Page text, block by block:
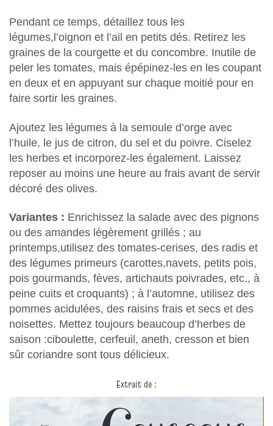
Pendant ce temps, détaillez tous les
légumes,l’oignon et l’ail en petits dés. Retirez les
graines de la courgette et du concombre. Inutile de
peler les tomates, mais épépinez-les en les coupant
en deux et en appuyant sur chaque moitié pour en
faire sortir les graines.
Ajoutez les légumes à la semoule d’orge avec
l’huile, le jus de citron, du sel et du poivre. Ciselez
les herbes et incorporez-les également. Laissez
reposer au moins une heure au frais avant de servir
décoré des olives.
Variantes : Enrichissez la salade avec des pignons
ou des amandes légèrement grillés ; au
printemps,utilisez des tomates-cerises, des radis et
des légumes primeurs (carottes,navets, petits pois,
pois gourmands, fèves, artichauts poivrades, etc., à
peine cuits et croquants) ; à l’automne, utilisez des
pommes acidulées, des raisins frais et secs et des
noisettes. Mettez toujours beaucoup d’herbes de
saison :ciboulette, cerfeuil, aneth, cresson et bien
sûr coriandre sont tous délicieux.
Extrait de :